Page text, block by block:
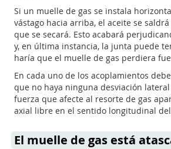
Si un muelle de gas se instala
vástago hacia arriba, el aceite se
que se secará. Esto acabará
y, en última instancia, la junta puede
haría que el muelle de gas perdiera
En cada uno de los acoplamientos
que no haya ninguna desviación
fuerza que afecte al resorte de gas
axial libre en el sentido longitudinal
El muelle de gas está